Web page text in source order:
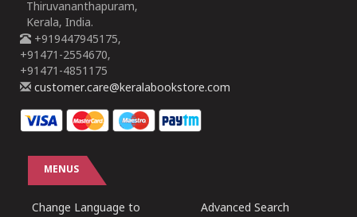
Thiruvananthapuram,
Kerala, India.
+919447945175,
+91471-2554670,
+91471-4851175
customer.care@keralabookstore.com
MENUS
Change Language to
Advanced Search